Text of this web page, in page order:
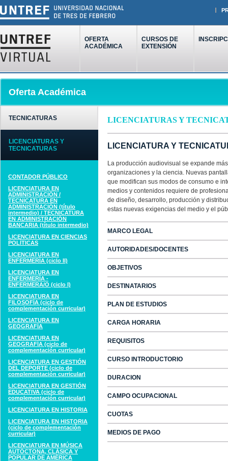
OFERTA
ACADÉMICA
CURSOS DE
EXTENSIÓN
Oferta Académica
TECNICATURAS
LICENCIATURAS Y
TECNICATURAS
CONTADOR PÚBLICO
LICENCIATURA EN
ADMINISTRACIÓN /
TECNICATURA EN
ADMINISTRACIÓN (título
intermedio) / TECNICATURA
EN ADMINISTRACIÓN
BANCARIA (título intermedio)
LICENCIATURA EN CIENCIAS
POLÍTICAS
LICENCIATURA EN
ENFERMERÍA (ciclo II)
LICENCIATURA EN
ENFERMERÍA -
ENFERMERA/O (ciclo I)
LICENCIATURA EN
FILOSOFÍA (ciclo de
complementación curricular)
LICENCIATURA EN
GEOGRAFÍA
LICENCIATURA EN
GEOGRAFÍA (ciclo de
complementación curricular)
LICENCIATURA EN GESTIÓN
DEL DEPORTE (ciclo de
complementación curricular)
LICENCIATURA EN GESTIÓN
EDUCATIVA (ciclo de
complementación curricular)
LICENCIATURA EN HISTORIA
LICENCIATURA EN HISTORIA
(ciclo de complementación
curricular)
LICENCIATURA EN MÚSICA
AUTÓCTONA, CLÁSICA Y
POPULAR DE AMÉRICA
LICENCIATURAS Y
LICENCIATURA Y
La producción audiovisual se expande
organizaciones y la ciencia. Nuevas
que modifican sus modos de consumo e
medios y contenidos requiere de
de diseño, desarrollo, producción y
estas nuevas exigencias del medio y el
MARCO LEGAL
AUTORIDADES/DOCENTES
OBJETIVOS
DESTINATARIOS
PLAN DE ESTUDIOS
CARGA HORARIA
REQUISITOS
CURSO INTRODUCTORIO
DURACION
CAMPO OCUPACIONAL
CUOTAS
MEDIOS DE PAGO